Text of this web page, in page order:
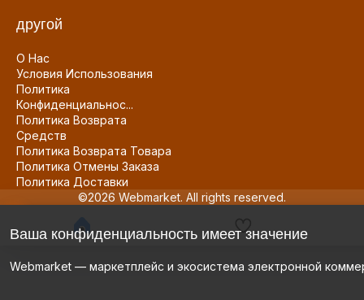
другой
О Нас
Условия Использования
Политика
Конфиденциальнос...
Политика Возврата
Средств
Политика Возврата Товара
Политика Отмены Заказа
Политика Доставки
©2026 Webmarket. All rights reserved.
Ваша конфиденциальность имеет значение
Webmarket — маркетплейс и экосистема электронной